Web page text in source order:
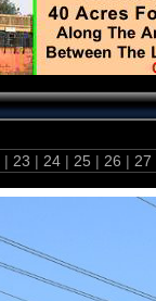
| 23 | 24 | 25 | 26 | 27